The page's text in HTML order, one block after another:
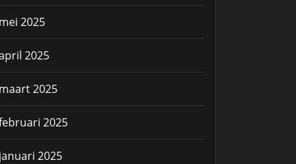
mei 2025
2025
maart 2025
2025
januari 2025